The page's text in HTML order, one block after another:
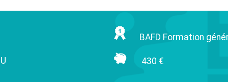
BAFD Formation
430 €